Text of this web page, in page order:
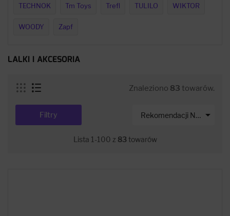
TECHNOK Tm Toys Trefl TULILO WIKTOR
WOODY Zapf
LALKI I AKCESORIA
Znaleziono 83 towarów.
Rekomendacji Net-s 
Filtry
Lista 1-100 z 83 towarów